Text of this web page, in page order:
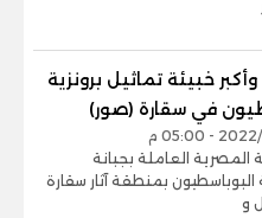
خبيئة تماثيل برونزية
في سقارة (صور)
المصرية العاملة بجبانة
البوباسطيون بمنطقة آثار سقارة
و